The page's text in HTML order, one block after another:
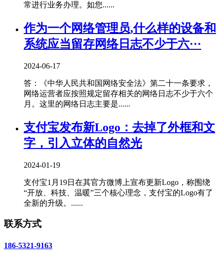
常进行业务办理。如您......
作为一个网络管理员,什么样的设备和
系统应当留存网络日志不少于六···
2024-06-17
答：《中华人民共和国网络安全法》第二十一条要求，
网络运营者应按照规定留存相关的网络日志不少于六个
月。这里的网络日志主要是......
支付宝发布新Logo：去掉了外框和文
字，引入立体的自然光
2024-01-19
支付宝1月19日在其官方微博上宣布更新Logo，称围绕
“开放、科技、温暖”三个核心理念，支付宝的Logo有了
全新的升级。......
联系方式
186-5321-9163